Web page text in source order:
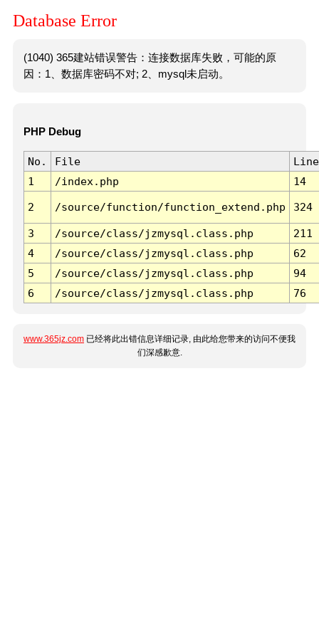
Database Error
(1040) 365建站错误警告：连接数据库失败，可能的原
因：1、数据库密码不对; 2、mysql未启动。
PHP Debug
No. File
Line
1
/index.php 14
2 /source/function/function_extend.php 324
3 /source/class/jzmysql.class.php
211
4
/source/class/jzmysql.class.php
62
5
/source/class/jzmysql.class.php
94
6
/source/class/jzmysql.class.php 76
www.365jz.com 已经将此出错信息详细记录, 由此给您带来的访问不便我
们深感歉意.